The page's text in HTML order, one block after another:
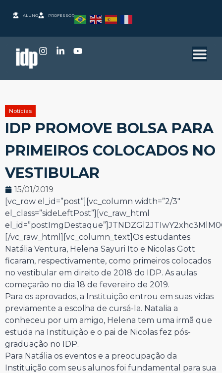
ALUNO PROFESSOR
Notícias
IDP PROMOVE BOLSA PARA
PRIMEIROS COLOCADOS NO
VESTIBULAR
15/01/2019
[vc_row el_id=”post”][vc_column width=”2/3″
el_class=”sideLeftPost”][vc_raw_html
[/vc_raw_html][vc_column_text]Os estudantes
Natália Ventura, Helena Sayuri Ito e Nicolas Gott
ficaram, respectivamente, como primeiros colocados
no vestibular em direito de 2018 do IDP. As aulas
começarão no dia 18 de fevereiro de 2019.
Para os aprovados, a Instituição entrou em suas vidas
previamente a escolha de cursá-la. Natalia a
conheceu por um amigo, Helena tem uma irmã que
estuda na Instituição e o pai de Nicolas fez pós-
graduação no IDP.
Para Natália os eventos e a preocupação da
Instituição com seus alunos foi fundamental para sua